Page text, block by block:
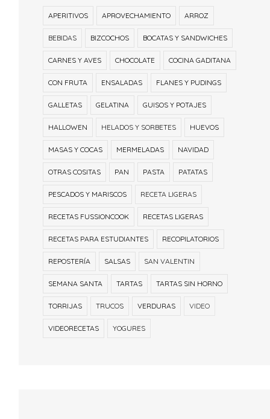
APERITIVOS APROVECHAMIENTO ARROZ
BEBIDAS BIZCOCHOS BOCATAS Y SANDWICHES
CARNES Y AVES CHOCOLATE COCINA GADITANA
CON FRUTA ENSALADAS FLANES Y PUDINGS
GALLETAS GELATINA GUISOS Y POTAJES
HALLOWEN HELADOS Y SORBETES HUEVOS
MASAS Y COCAS MERMELADAS NAVIDAD
OTRAS COSITAS PAN PASTA PATATAS
PESCADOS Y MARISCOS RECETA LIGERAS
RECETAS FUSSIONCOOK RECETAS LIGERAS
RECETAS PARA ESTUDIANTES RECOPILATORIOS
REPOSTERÍA SALSAS SAN VALENTIN
SEMANA SANTA TARTAS TARTAS SIN HORNO
TORRIJAS TRUCOS VERDURAS VIDEO
VIDEORECETAS YOGURES